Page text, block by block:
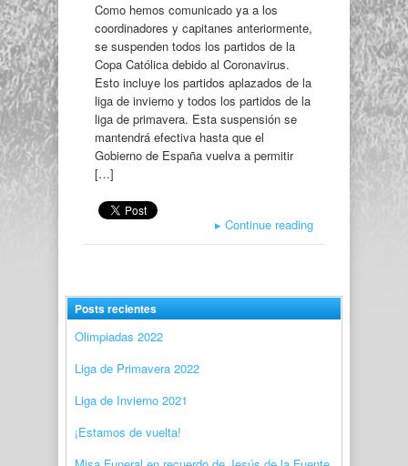
Como hemos comunicado ya a los
coordinadores y capitanes anteriormente,
se suspenden todos los partidos de la
Copa Católica debido al Coronavirus.
Esto incluye los partidos aplazados de la
liga de invierno y todos los partidos de la
liga de primavera. Esta suspensión se
mantendrá efectiva hasta que el
Gobierno de España vuelva a permitir
[…]
▸ Continue reading
Posts recientes
Olimpiadas 2022
Liga de Primavera 2022
Liga de Invierno 2021
¡Estamos de vuelta!